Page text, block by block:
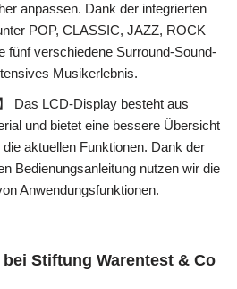
anpassen. Dank der integrierten
POP, CLASSIC, JAZZ, ROCK
fünf verschiedene Surround-Sound-
Musikerlebnis.
Das LCD-Display besteht aus
und bietet eine bessere Übersicht
aktuellen Funktionen. Dank der
Bedienungsanleitung nutzen wir die
Anwendungsfunktionen.
Stiftung Warentest & Co